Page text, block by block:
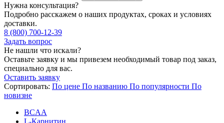
Нужна консультация?
Подробно расскажем о наших продуктах, сроках и условиях
доставки.
8 (800) 700-12-39
Задать вопрос
Не нашли что искали?
Оставьте заявку и мы привезем необходимый товар под заказ,
специально для вас.
Оставить заявку
Сортировать: По цене По названию По популярности По
новизне
BCAA
L-Карнитин